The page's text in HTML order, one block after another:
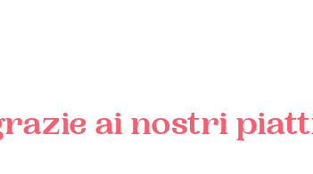
ai nostri